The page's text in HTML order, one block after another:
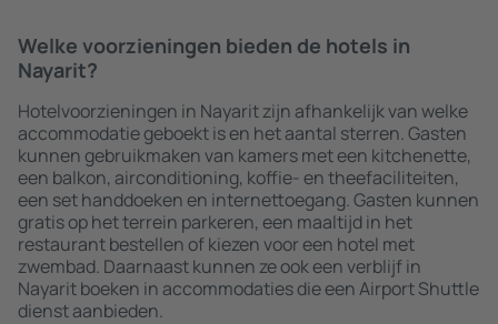
Welke voorzieningen bieden de hotels in
Nayarit?
Hotelvoorzieningen in Nayarit zijn afhankelijk van welke
accommodatie geboekt is en het aantal sterren. Gasten
kunnen gebruikmaken van kamers met een kitchenette,
een balkon, airconditioning, koffie- en theefaciliteiten,
een set handdoeken en internettoegang. Gasten kunnen
gratis op het terrein parkeren, een maaltijd in het
restaurant bestellen of kiezen voor een hotel met
zwembad. Daarnaast kunnen ze ook een verblijf in
Nayarit boeken in accommodaties die een Airport Shuttle
dienst aanbieden.